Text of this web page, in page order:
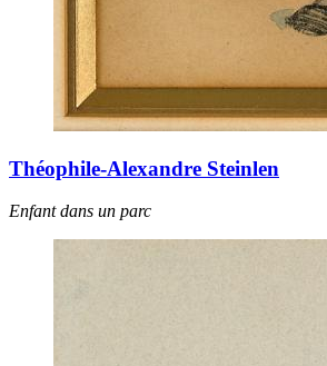
Théophile-Alexandre Steinlen
Enfant dans un parc